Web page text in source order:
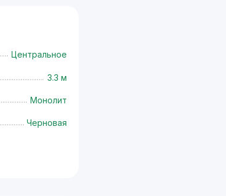
Центральное
3.3 м
Монолит
Черновая